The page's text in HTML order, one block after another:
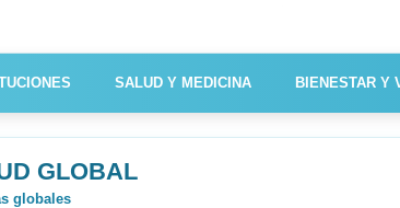
SALUD Y MEDICINA BIENESTAR Y
GLOBAL
globales